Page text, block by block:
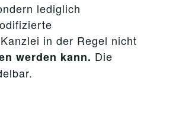
lediglich
in der Regel nicht
werden kann. Die